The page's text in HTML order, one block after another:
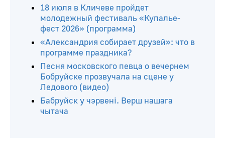
18 июля в Кличеве пройдет
молодежный фестиваль «Купалье-
фест 2026» (программа)
«Александрия собирает друзей»: что в
программе праздника?
Песня московского певца о вечернем
Бобруйске прозвучала на сцене у
Ледового (видео)
Бабруйск у чэрвені. Верш нашага
чытача